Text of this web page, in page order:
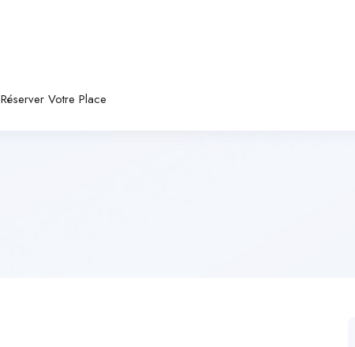
Réserver Votre Place